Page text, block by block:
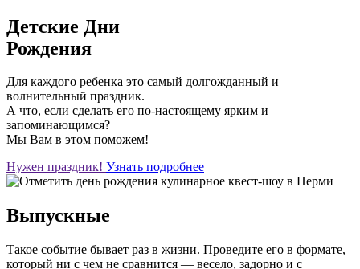
Детские Дни
Рождения
Для каждого ребенка это самый долгожданный и
волнительный праздник.
А что, если сделать его по-настоящему ярким и
запоминающимся?
Мы Вам в этом поможем!
Нужен праздник! Узнать подробнее
Выпускные
Такое событие бывает раз в жизни. Проведите его в формате,
который ни с чем не сравнится — весело, задорно и с